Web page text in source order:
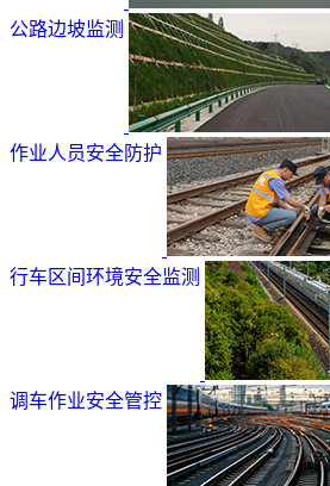
公路边坡监测
作业人员安全防护
行车区间环境安全监测
调车作业安全管控